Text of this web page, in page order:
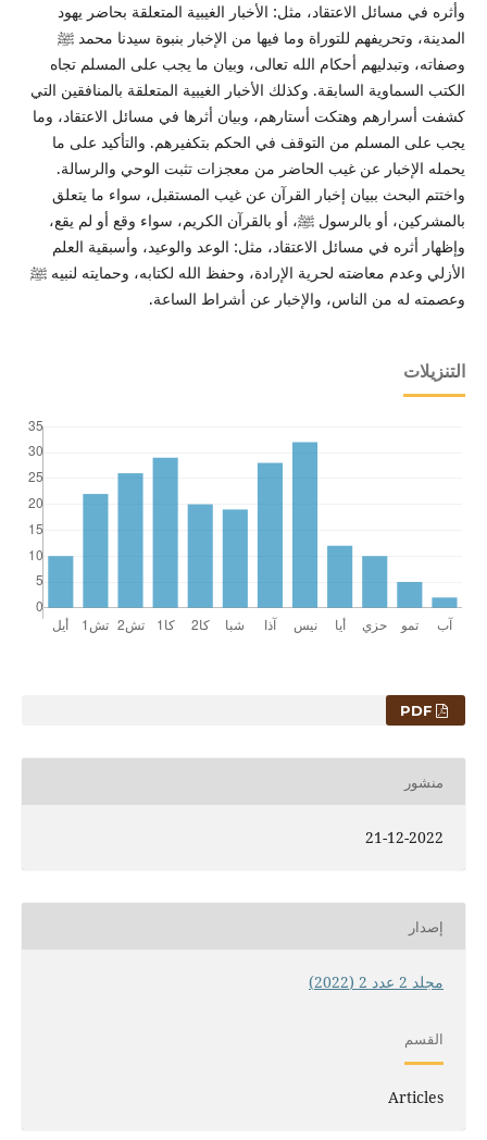
وأثره في مسائل الاعتقاد، مثل: الأخبار الغيبية المتعلقة بحاضر يهود
المدينة، وتحريفهم للتوراة وما فيها من الإخبار بنبوة سيدنا محمد ﷺ
وصفاته، وتبدليهم أحكام الله تعالى، وبيان ما يجب على المسلم تجاه
الكتب السماوية السابقة. وكذلك الأخبار الغيبية المتعلقة بالمنافقين التي
كشفت أسرارهم وهتكت أستارهم، وبيان أثرها في مسائل الاعتقاد، وما
يجب على المسلم من التوقف في الحكم بتكفيرهم. والتأكيد على ما
يحمله الإخبار عن غيب الحاضر من معجزات تثبت الوحي والرسالة.
واختتم البحث ببيان إخبار القرآن عن غيب المستقبل، سواء ما يتعلق
بالمشركين، أو بالرسول ﷺ، أو بالقرآن الكريم، سواء وقع أو لم يقع،
وإظهار أثره في مسائل الاعتقاد، مثل: الوعد والوعيد، وأسبقية العلم
الأزلي وعدم معاضته لحرية الإرادة، وحفظ الله لكتابه، وحمايته لنبيه ﷺ
وعصمته له من الناس، والإخبار عن أشراط الساعة.
التنزيلات
PDF
منشور
21-12-2022
إصدار
مجلد 2 عدد 2 (2022)
القسم
Articles